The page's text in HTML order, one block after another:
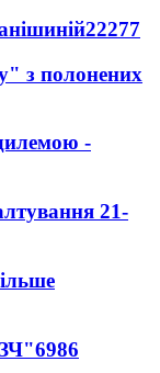
22277
з полонених
-
21-
6986